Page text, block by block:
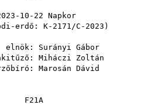
22 Napkor
erdő: K-2171/C-2023)
Surányi Gábor
Miháczi Zoltán
Marosán Dávid
F21A